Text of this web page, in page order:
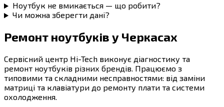
Ноутбук не вмикається — що робити?
Чи можна зберегти дані?
Ремонт ноутбуків у Черкасах
Сервісний центр Hi-Tech виконує діагностику та
ремонт ноутбуків різних брендів. Працюємо з
типовими та складними несправностями: від заміни
матриці та клавіатури до ремонту плати та системи
охолодження.